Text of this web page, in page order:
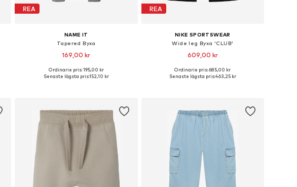
REA
NAME IT
Tapered Byxa
169,00 kr
+ 3
Tillgänglig i många storlekar
Ordinarie pris: 195,00 kr
Senaste lägsta pris:152,10 kr
REA
NIKE SPORTSWEAR
Wide leg Byxa 'CLUB'
609,00 kr
Tillgänglig i många storlekar
Ordinarie pris: 685,00 kr
Senaste lägsta pris:463,25 kr